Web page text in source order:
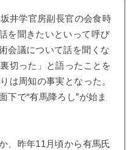
井学官房副長官の会食時
を聞きたいといって呼び
会議について話を聞くな
切った」と語ったことを
は周知の事実となった。
下で“有馬降ろし”が始ま
、昨年11月頃から有馬氏